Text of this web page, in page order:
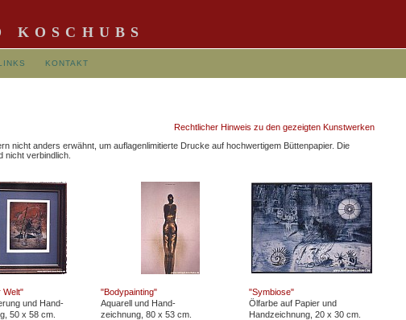
KOSCHUBS
KONTAKT
Rechtlicher Hinweis zu den gezeigten Kunstwerken
nicht anders erwähnt, um auflagenlimitierte Drucke auf hochwertigem Büttenpapier. Die
nicht verbindlich.
Welt"
und Hand-
50 x 58 cm.
"Bodypainting"
Aquarell und Hand-
zeichnung, 80 x 53 cm.
"Symbiose"
Ölfarbe auf Papier und
Handzeichnung, 20 x 30 cm.